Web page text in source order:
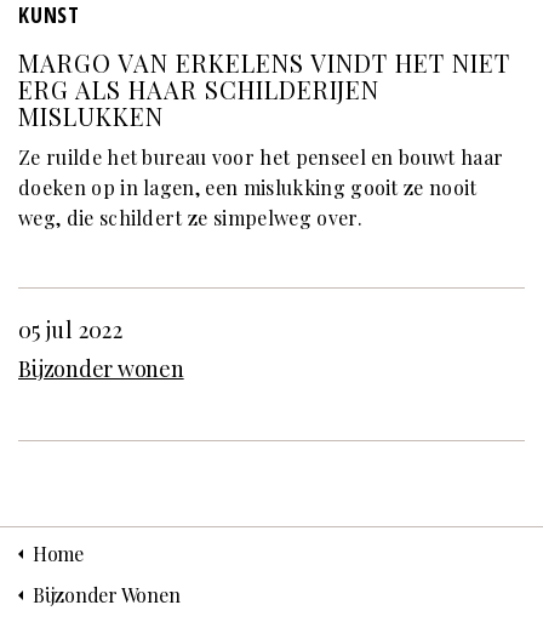
KUNST
MARGO VAN ERKELENS VINDT HET NIET
ERG ALS HAAR SCHILDERIJEN
MISLUKKEN
Ze ruilde het bureau voor het penseel en bouwt haar
doeken op in lagen, een mislukking gooit ze nooit
weg, die schildert ze simpelweg over.
05 jul 2022
Bijzonder wonen
Home
Bijzonder Wonen